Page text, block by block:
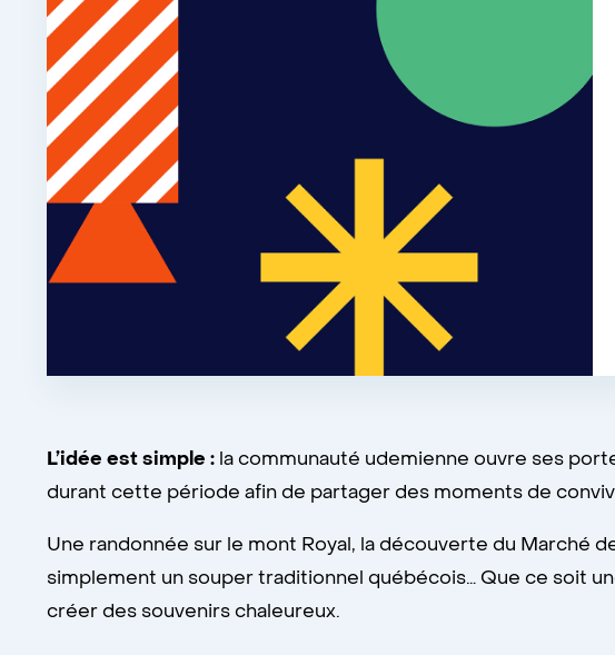
L’idée est simple : la communauté udemienne ouvre ses
durant cette période afin de partager des moments de
Une randonnée sur le mont Royal, la découverte du Marché
simplement un souper traditionnel québécois… Que ce soit
créer des souvenirs chaleureux.